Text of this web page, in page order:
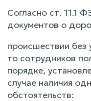
Согласно ст. 11.1
документов о
происшествии без
то сотрудников
порядке,
случае наличия
обстоятельств: